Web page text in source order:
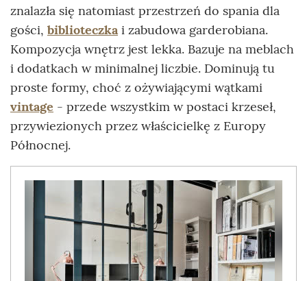
znalazła się natomiast przestrzeń do spania dla
gości, biblioteczkai zabudowa garderobiana.
Kompozycja wnętrz jest lekka. Bazuje na meblach
i dodatkach w minimalnej liczbie. Dominują tu
proste formy, choć z ożywiającymi wątkami
vintage - przede wszystkim w postaci krzeseł,
przywiezionych przez właścicielkę z Europy
Północnej.